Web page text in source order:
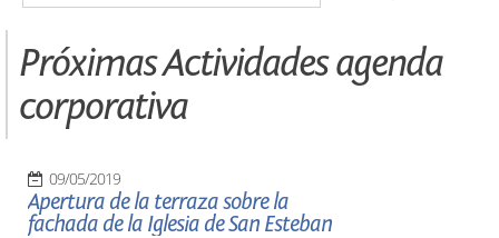
Próximas Actividades agenda
corporativa
09/05/2019
Apertura de la terraza sobre la
fachada de la Iglesia de San Esteban